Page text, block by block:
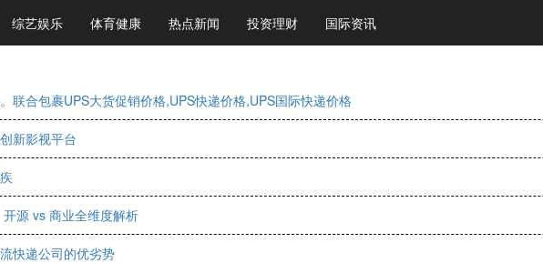
综艺娱乐 体育健康 热点新闻 投资理财 国际资讯
联合包裹UPS大货促销价格,UPS快递价格,UPS国际快递价格
新影视平台
源 vs 商业全维度解析
快递公司的优劣势